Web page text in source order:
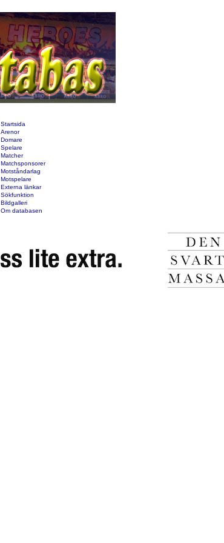
Startsida
Arenor
Domare
Spelare
Matcher
Matchsponsorer
Motståndarlag
Motspelare
Externa länkar
Sökfunktion
Bildgalleri
Om databasen